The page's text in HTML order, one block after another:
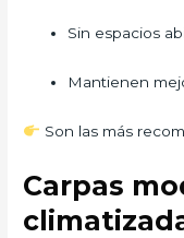
Sin espacios
Mantienen
Son las más
Carpas